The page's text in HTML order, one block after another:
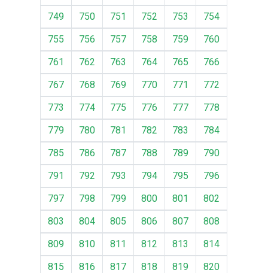
749
750 751 752 753
754
755
756 757 758 759
760
761
762 763 764 765
766
767
768 769 770 771
772
773
774 775 776 777
778
779
780 781 782 783
784
785
786 787 788 789
790
791
792 793 794 795
796
797
798 799 800 801
802
803
804 805 806 807
808
809
810 811 812 813
814
815
816 817 818 819 820